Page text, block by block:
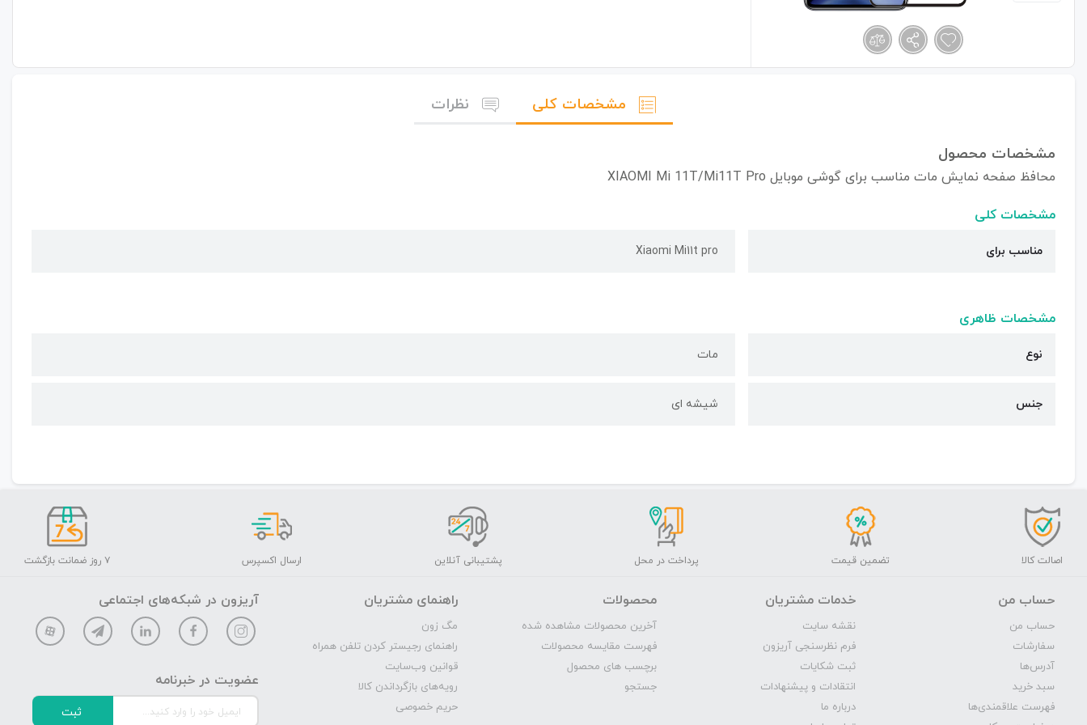
مشخصات کلی نظرات
مشخصات محصول
محافظ صفحه نمایش مات مناسب برای گوشی موبایل XIAOMI Mi 11T/Mi11T Pro
مشخصات کلی
مناسب برای Xiaomi Mi11t pro
مشخصات ظاهری
نوع مات
جنس شیشه ای
اصالت کالا تضمین قیمت پرداخت در محل پشتیبانی آنلاین ارسال اکسپرس ۷ روز ضمانت بازگشت
حساب من
حساب من
سفارشات
آدرس‌ها
سبد خرید
فهرست علاقمندی‌ها
خدمات مشتریان
نقشه سایت
فرم نظرسنجی آریزون
ثبت شکایات
انتقادات و پیشنهادات
درباره ما
محصولات
آخرین محصولات مشاهده شده
فهرست مقایسه محصولات
برچسب های محصول
جستجو
راهنمای مشتریان
مگ‌ زون
راهنمای رجیستر کردن تلفن همراه
قوانین وب‌سایت
رویه‌‌های بازگرداندن کالا
حریم خصوصی
آریزون در شبکه‌های اجتماعی
عضویت در خبرنامه
ثبت